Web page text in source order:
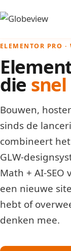
ELEMENTOR PRO
die
Bouwen,
sinds de
combineert
GLW-
Math + AI-
een nieuwe
hebt of
denken mee.